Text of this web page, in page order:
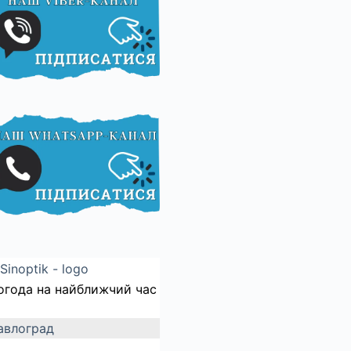
на найближчий час